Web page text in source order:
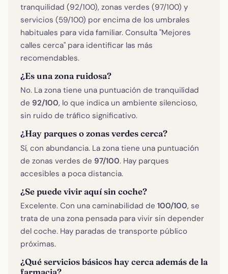
tranquilidad (92/100), zonas verdes (97/100) y
servicios (59/100) por encima de los umbrales
habituales para vida familiar. Consulta "Mejores
calles cerca" para identificar las más
recomendables.
¿Es una zona ruidosa?
No. La zona tiene una puntuación de tranquilidad
de 92/100, lo que indica un ambiente silencioso,
sin ruido de tráfico significativo.
¿Hay parques o zonas verdes cerca?
Sí, con abundancia. La zona tiene una puntuación
de zonas verdes de 97/100. Hay parques
accesibles a poca distancia.
¿Se puede vivir aquí sin coche?
Excelente. Con una caminabilidad de 100/100, se
trata de una zona pensada para vivir sin depender
del coche. Hay paradas de transporte público
próximas.
¿Qué servicios básicos hay cerca además de la
farmacia?